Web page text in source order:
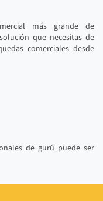
más grande de
que necesitas de
comerciales desde
de gurú puede ser